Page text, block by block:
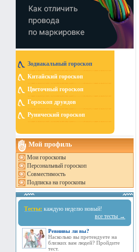
Зодиакальный гороскоп
Китайский гороскоп
Цветочный гороскоп
Гороскоп друидов
Рунический гороскоп
Мой профиль
Мои гороскопы
Персональный гороскоп
Совместимость
Подписка на гороскопы
Тесты: каждую неделю новый!
все тесты →
Ревнивы ли вы?
Насколько вы претендуете на
близких вам людей? Пройдите
тест.